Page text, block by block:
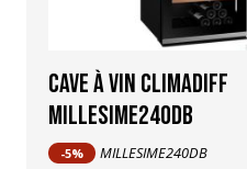
Cave à vin Climadiff
MILLESIME240DB
-5% MILLESIME240DB